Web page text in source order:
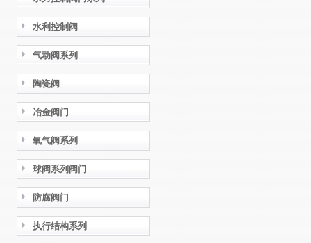
水利控制阀
气动阀系列
陶瓷阀
冶金阀门
氧气阀系列
球阀系列阀门
防腐阀门
执行结构系列